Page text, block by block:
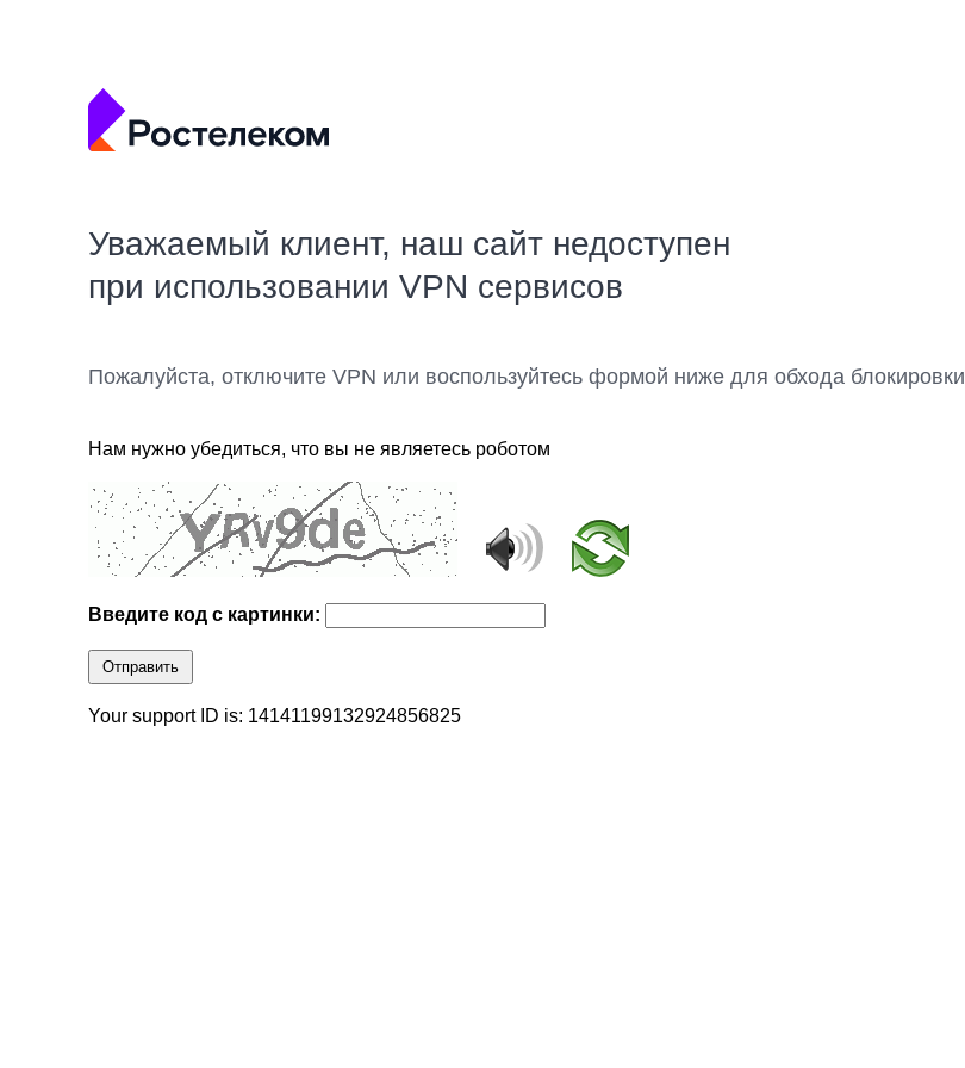
Уважаемый клиент, наш сайт недоступен
при использовании VPN сервисов
Пожалуйста, отключите VPN или воспользуйтесь формой ниже для обхода блокировки
Нам нужно убедиться, что вы не являетесь роботом
Введите код с картинки:
Отправить
Your support ID is: 14141199132924856825